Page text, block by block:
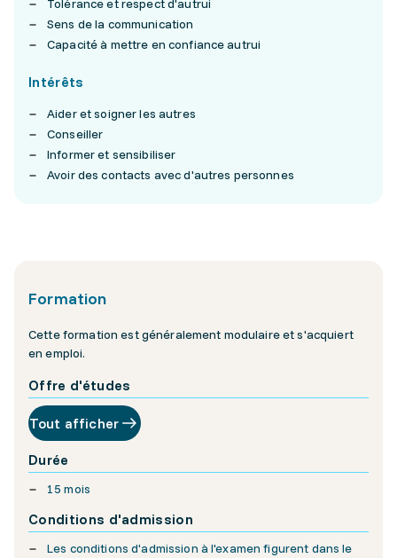
Tolérance et respect d'autrui
Sens de la communication
Capacité à mettre en confiance autrui
Intérêts
Aider et soigner les autres
Conseiller
Informer et sensibiliser
Avoir des contacts avec d'autres personnes
Formation
Cette formation est généralement modulaire et s'acquiert
en emploi.
Offre d'études
Tout afficher
Durée
15 mois
Conditions d'admission
Les conditions d'admission à l'examen figurent dans le